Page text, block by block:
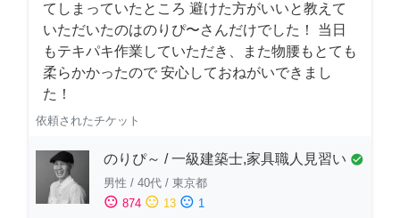
てしまっていたところ 避けた方がいいと教えて
いただいたのはのりぴ〜さんだけでした！ 当日
もテキパキ作業していただき、また物腰もとても
柔らかかったので 安心しておねがいできまし
た！
依頼されたチケット
のりぴ～ / 一級建築士,家具職人見習い check_circle
男性 / 40代 / 東京都
sentiment_satisfied 874 sentiment_neutral 13 sentiment_dissatisfied 1